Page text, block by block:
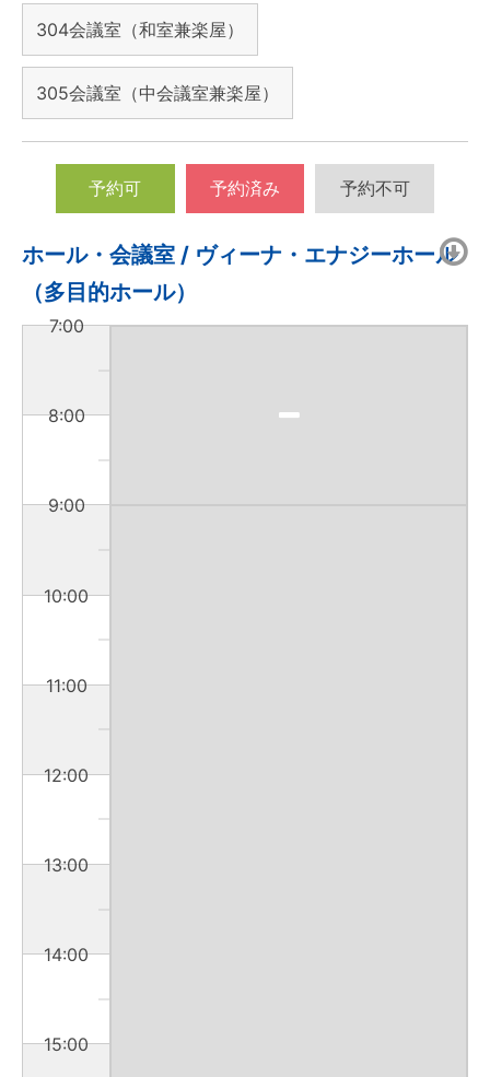
304会議室（和室兼楽屋）
305会議室（中会議室兼楽屋）
予約可 予約済み 予約不可
ホール・会議室 / ヴィーナ・エナジーホール
（多目的ホール）
7:00
8:00
9:00
10:00
11:00
12:00
13:00
14:00
15:00